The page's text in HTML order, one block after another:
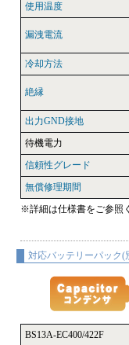
使用温度
漏洩電流
冷却方法
絶縁
出力GND接地
待機電力
信頼性グレード
無償修理期間
※詳細は仕様書をご参照
対応バッテリーパック(
BS13A-EC400/422F